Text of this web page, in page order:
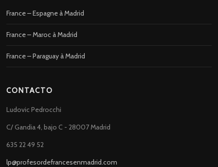
France – Espagne à Madrid
France – Maroc à Madrid
France – Paraguay à Madrid
CONTACTO
Ludovic Pedrocchi
C/ Gandia 4, bajo C - 28007 Madrid
635 22 49 52
lp@profesordefrancesenmadrid.com